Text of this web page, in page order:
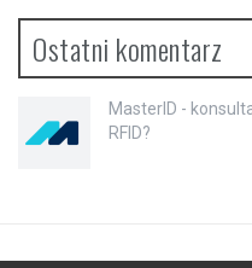
Ostatni komentarz
MasterID -
RFID?